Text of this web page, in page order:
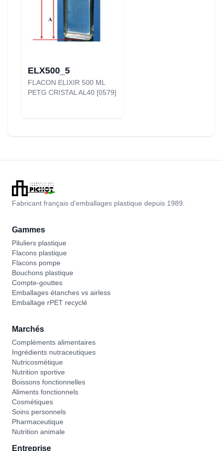
ELX500_5
FLACON ELIXIR 500 ML
PETG CRISTAL AL40 [0579]
Fabricant français d'emballages plastique depuis 1989.
Gammes
Piluliers plastique
Flacons plastique
Flacons pompe
Bouchons plastique
Compte-gouttes
Emballages étanches vs airless
Emballage rPET recyclé
Marchés
Compléments alimentaires
Ingrédients nutraceutiques
Nutricosmétique
Nutrition sportive
Boissons fonctionnelles
Aliments fonctionnels
Cosmétiques
Soins personnels
Pharmaceutique
Nutrition animale
Entreprise